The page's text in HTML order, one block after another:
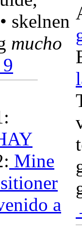
skelnen
mucho
Mine
a